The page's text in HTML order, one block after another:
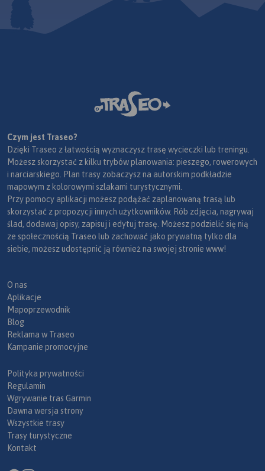
Czym jest Traseo?
Dzięki Traseo z łatwością wyznaczysz trasę wycieczki lub treningu.
Możesz skorzystać z kilku trybów planowania: pieszego, rowerowych
i narciarskiego. Plan trasy zobaczysz na autorskim podkładzie
mapowym z kolorowymi szlakami turystycznymi.
Przy pomocy aplikacji możesz podążać zaplanowaną trasą lub
skorzystać z propozycji innych użytkowników. Rób zdjęcia, nagrywaj
ślad, dodawaj opisy, zapisuj i edytuj trasę. Możesz podzielić się nią
ze społecznością Traseo lub zachować jako prywatną tylko dla
siebie, możesz udostępnić ją również na swojej stronie www!
O nas
Aplikacje
Mapoprzewodnik
Blog
Reklama w Traseo
Kampanie promocyjne
Polityka prywatności
Regulamin
Wgrywanie tras Garmin
Dawna wersja strony
Wszystkie trasy
Trasy turystyczne
Kontakt